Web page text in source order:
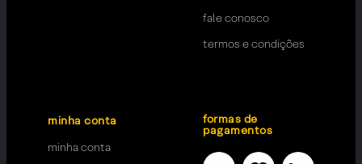
fale conosco
termos e condições
minha conta
minha conta
formas de
pagamentos